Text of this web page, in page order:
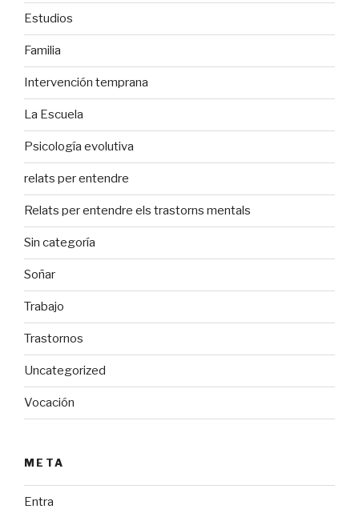
Estudios
Familia
Intervención temprana
La Escuela
Psicología evolutiva
relats per entendre
Relats per entendre els trastorns mentals
Sin categoría
Soñar
Trabajo
Trastornos
Uncategorized
Vocación
META
Entra